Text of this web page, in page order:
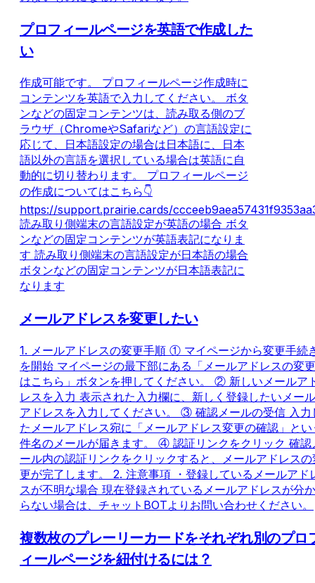
プロフィールページを英語で作成した
い
作成可能です。 プロフィールページ作成時に
コンテンツを英語で入力してください。 ボタ
ンなどの固定コンテンツは、読み取る側のブ
ラウザ（ChromeやSafariなど）の言語設定に
応じて、日本語設定の場合は日本語に、日本
語以外の言語を選択している場合は英語に自
動的に切り替わります。 プロフィールページ
の作成についてはこちら👇
https://support.prairie.cards/
読み取り側端末の言語設定が英語の場合 ボタ
ンなどの固定コンテンツが英語表記になりま
す 読み取り側端末の言語設定が日本語の場合
ボタンなどの固定コンテンツが日本語表記に
なります
メールアドレスを変更したい
1. メールアドレスの変更手順 ① マイページから変更手続
を開始 マイページの最下部にある「メールアドレスの変更
はこちら」ボタンを押してください。 ② 新しいメールア
レスを入力 表示された入力欄に、新しく登録したいメール
アドレスを入力してください。 ③ 確認メールの受信 入力
たメールアドレス宛に「メールアドレス変更の確認」とい
件名のメールが届きます。 ④ 認証リンクをクリック 確認
ール内の認証リンクをクリックすると、メールアドレスの
更が完了します。 2. 注意事項 ・登録しているメールアド
スが不明な場合 現在登録されているメールアドレスが分か
らない場合は、チャットBOTよりお問い合わせください。
複数枚のプレーリーカードをそれぞれ別のプロ
ィールページを紐付けるには？